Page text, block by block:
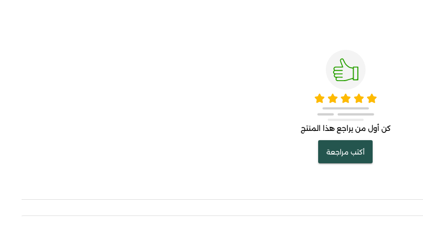
كن أول من يراجع هذا المنتج
أكتب مراجعة